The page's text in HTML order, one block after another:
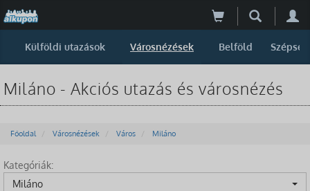
Külföldi utazások Városnézések Belföld Szépség
Miláno - Akciós utazás és városnézés
Főoldal Városnézések Város Miláno
Kategóriák:
Miláno